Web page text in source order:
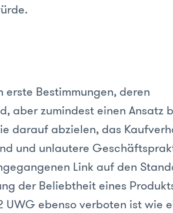
Bestimmungen, deren
aber zumindest einen Ansatz
darauf abzielen, das
und unlautere
Link auf den
der Beliebtheit eines
UWG ebenso verboten ist wie